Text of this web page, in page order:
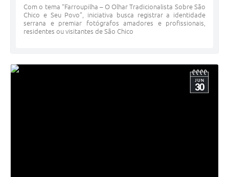
Com o tema “Farroupilha – O Olhar Tradicionalista Sobre São
Chico e Seu Povo”, iniciativa busca registrar a identidade
serrana e premiar fotógrafos amadores e profissionais,
residentes ou visitantes de São Chico
JUN
30